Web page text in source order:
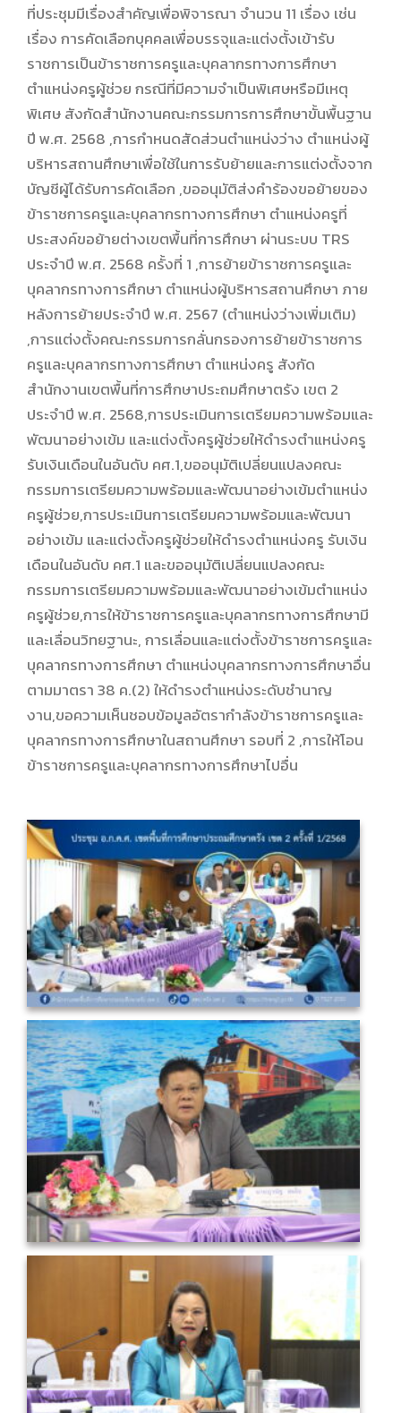
ที่ประชุมมีเรื่องสำคัญเพื่อพิจารณา จำนวน 11 เรื่อง เช่น
เรื่อง การคัดเลือกบุคคลเพื่อบรรจุและแต่งตั้งเข้ารับ
ราชการเป็นข้าราชการครูและบุคลากรทางการศึกษา
ตำแหน่งครูผู้ช่วย กรณีที่มีความจำเป็นพิเศษหรือมีเหตุ
พิเศษ สังกัดสำนักงานคณะกรรมการการศึกษาขั้นพื้นฐาน
ปี พ.ศ. 2568 ,การกำหนดสัดส่วนตำแหน่งว่าง ตำแหน่งผู้
บริหารสถานศึกษาเพื่อใช้ในการรับย้ายและการแต่งตั้งจาก
บัญชีผู้ได้รับการคัดเลือก ,ขออนุมัติส่งคำร้องขอย้ายของ
ข้าราชการครูและบุคลากรทางการศึกษา ตำแหน่งครูที่
ประสงค์ขอย้ายต่างเขตพื้นที่การศึกษา ผ่านระบบ TRS
ประจำปี พ.ศ. 2568 ครั้งที่ 1 ,การย้ายข้าราชการครูและ
บุคลากรทางการศึกษา ตำแหน่งผู้บริหารสถานศึกษา ภาย
หลังการย้ายประจำปี พ.ศ. 2567 (ตำแหน่งว่างเพิ่มเติม)
,การแต่งตั้งคณะกรรมการกลั่นกรองการย้ายข้าราชการ
ครูและบุคลากรทางการศึกษา ตำแหน่งครู สังกัด
สำนักงานเขตพื้นที่การศึกษาประถมศึกษาตรัง เขต 2
ประจำปี พ.ศ. 2568,การประเมินการเตรียมความพร้อมและ
พัฒนาอย่างเข้ม และแต่งตั้งครูผู้ช่วยให้ดำรงตำแหน่งครู
รับเงินเดือนในอันดับ คศ.1,ขออนุมัติเปลี่ยนแปลงคณะ
กรรมการเตรียมความพร้อมและพัฒนาอย่างเข้มตำแหน่ง
ครูผู้ช่วย,การประเมินการเตรียมความพร้อมและพัฒนา
อย่างเข้ม และแต่งตั้งครูผู้ช่วยให้ดำรงตำแหน่งครู รับเงิน
เดือนในอันดับ คศ.1 และขออนุมัติเปลี่ยนแปลงคณะ
กรรมการเตรียมความพร้อมและพัฒนาอย่างเข้มตำแหน่ง
ครูผู้ช่วย,การให้ข้าราชการครูและบุคลากรทางการศึกษามี
และเลื่อนวิทยฐานะ, การเลื่อนและแต่งตั้งข้าราชการครูและ
บุคลากรทางการศึกษา ตำแหน่งบุคลากรทางการศึกษาอื่น
ตามมาตรา 38 ค.(2) ให้ดำรงตำแหน่งระดับชำนาญ
งาน,ขอความเห็นชอบข้อมูลอัตรากำลังข้าราชการครูและ
บุคลากรทางการศึกษาในสถานศึกษา รอบที่ 2 ,การให้โอน
ข้าราชการครูและบุคลากรทางการศึกษาไปอื่น